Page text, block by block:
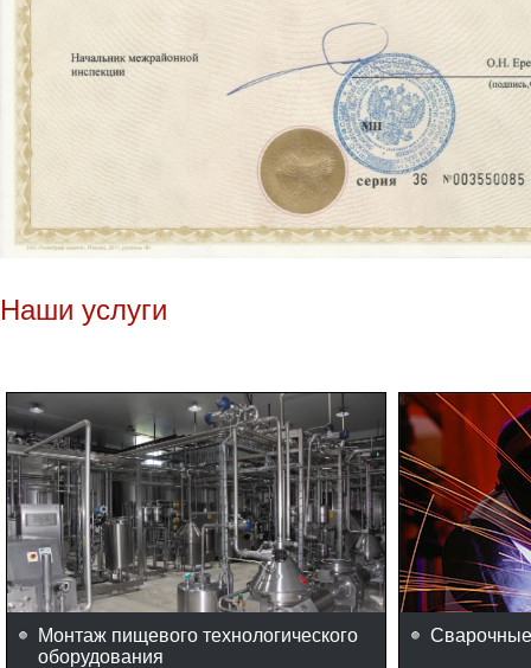
Наши услуги
Монтаж пищевого технологического
оборудования